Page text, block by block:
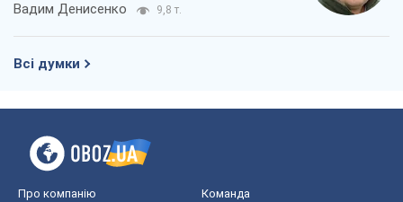
Вадим Денисенко 9,8 т.
Всі думки
Про компанію Команда